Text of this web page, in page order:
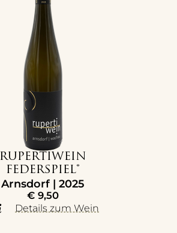
RUPERTIWEIN
FEDERSPIEL®
Arnsdorf | 2025
€9,50
Details zum Wein